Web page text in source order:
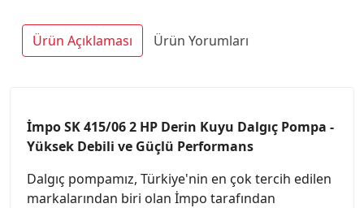
Ürün Açıklaması Ürün Yorumları
İmpo SK 415/06 2 HP Derin Kuyu Dalgıç Pompa -
Yüksek Debili ve Güçlü Performans
Dalgıç pompamız, Türkiye'nin en çok tercih edilen
markalarından biri olan İmpo tarafından